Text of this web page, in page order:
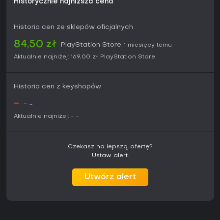
Historycznie najniższa cena
Historia cen ze sklepów oficjalnych
84,50 zł PlayStation Store 1 miesięcy temu
Aktualnie najniżej: 169,00 zł PlayStation Store
Historia cen z keyshopów
- - -
Aktualnie najniżej: - -
Czekasz na lepszą ofertę?
Ustaw alert.
Utwórz alert